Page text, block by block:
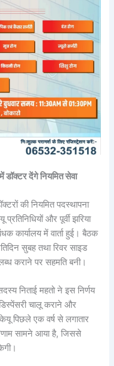
डॉक्टर देंगे नियमित सेवा
की नियमित पदस्थापना
और पूर्वी झरिया
कार्यालय में वार्ता हुई। बैठक
सुबह तथा रिवर साइड
कराने पर सहमति बनी।
निताई महतो ने इस निर्णय
चालू कराने और
पिछले एक वर्ष से लगातार
सामने आया है, जिससे